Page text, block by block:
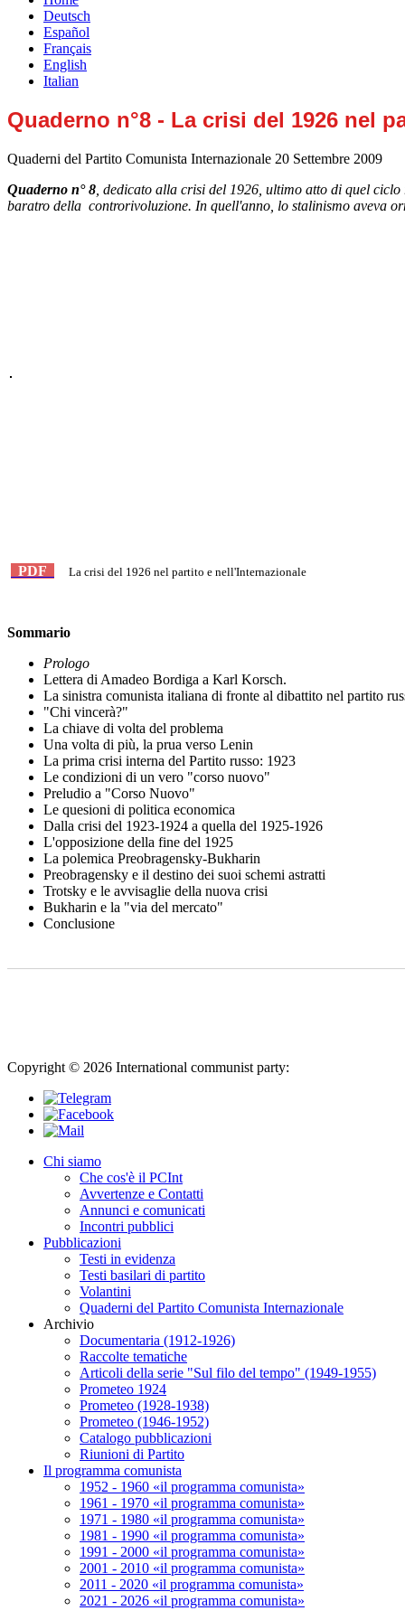
Deutsch
Español
Français
English
Italian
Quaderno n°8 - La crisi del 1926 nel
Quaderni del Partito Comunista Internazionale 20 Settembre 2009
Quaderno n° 8 , dedicato alla crisi del 1926, ultimo atto di quel
baratro della controrivoluzione. In quell'anno, lo stalinismo aveva
PDF La crisi del 1926 nel partito e nell'Internazionale
Sommario
Prologo
Lettera di Amadeo Bordiga a Karl Korsch.
La sinistra comunista italiana di fronte al dibattito nel partito
"Chi vincerà?"
La chiave di volta del problema
Una volta di più, la prua verso Lenin
La prima crisi interna del Partito russo: 1923
Le condizioni di un vero "corso nuovo"
Preludio a "Corso Nuovo"
Le quesioni di politica economica
Dalla crisi del 1923-1924 a quella del 1925-1926
L'opposizione della fine del 1925
La polemica Preobragensky-Bukharin
Preobragensky e il destino dei suoi schemi astratti
Trotsky e le avvisaglie della nuova crisi
Bukharin e la "via del mercato"
Conclusione
Copyright © 2026 International communist party:
Chi siamo
Che cos'è il PCInt
Avvertenze e Contatti
Annunci e comunicati
Incontri pubblici
Pubblicazioni
Testi in evidenza
Testi basilari di partito
Volantini
Quaderni del Partito Comunista Internazionale
Archivio
Documentaria (1912-1926)
Raccolte tematiche
Articoli della serie "Sul filo del tempo" (1949-1955)
Prometeo 1924
Prometeo (1928-1938)
Prometeo (1946-1952)
Catalogo pubblicazioni
Riunioni di Partito
Il programma comunista
1952 - 1960 «il programma comunista»
1961 - 1970 «il programma comunista»
1971 - 1980 «il programma comunista»
1981 - 1990 «il programma comunista»
1991 - 2000 «il programma comunista»
2001 - 2010 «il programma comunista»
2011 - 2020 «il programma comunista»
2021 - 2026 «il programma comunista»